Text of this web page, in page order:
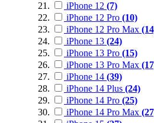
iPhone 12 (7)
iPhone 12 Pro (10)
iPhone 12 Pro Max
iPhone 13 (24)
iPhone 13 Pro (15)
iPhone 13 Pro Max
iPhone 14 (39)
iPhone 14 Plus (24)
iPhone 14 Pro (25)
iPhone 14 Pro Max